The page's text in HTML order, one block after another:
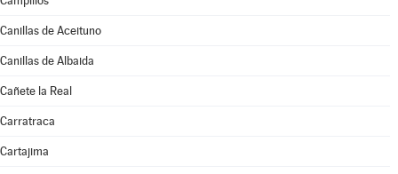
Canillas de Aceituno
Canillas de Albaida
Cañete la Real
Carratraca
Cartajima